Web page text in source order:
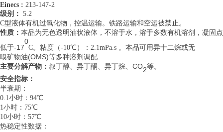
Einecs : 213-147-2
级别： 5.2
C型液体有机过氧化物，控温运输。铁路运输和空运被禁止。
性质： 本品为无色透明油状液体，不溶于水，溶于多数有机溶剂，凝固点
低于-17
0
C。粘度（-10℃）：2.1mPa.s 。本品可用异十二烷或无
嗅矿物油(OMS)等多种溶剂调配.
主要分解产物： 叔丁醇、异丁酮、异丁烷、 CO2等。
安全指标：
半衰期：
0.1小时：94℃
1小时：75℃
10小时：57℃
热稳定性数据：